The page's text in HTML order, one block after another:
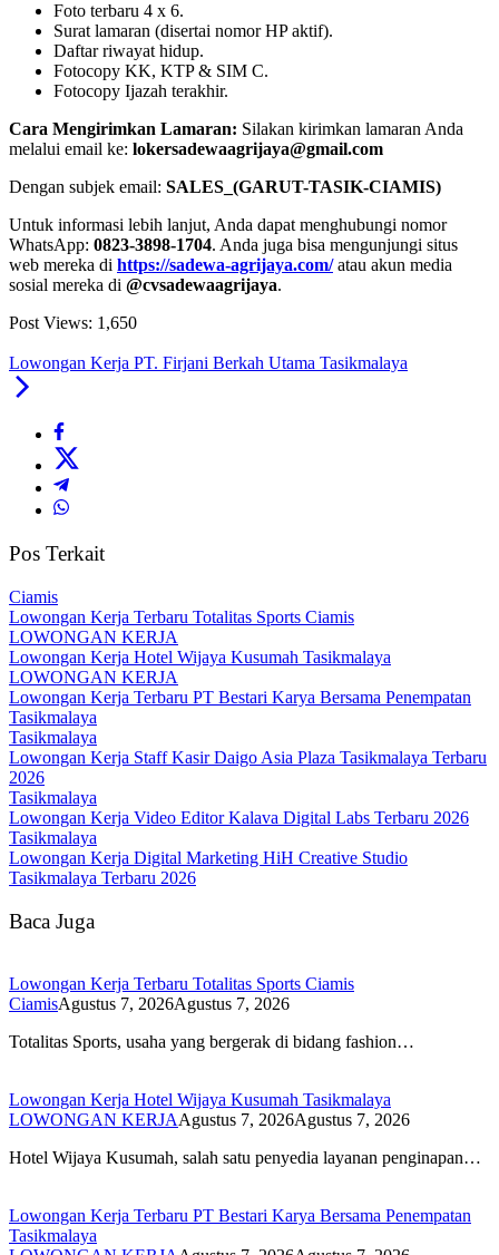
Foto terbaru 4 x 6.
Surat lamaran (disertai nomor HP aktif).
Daftar riwayat hidup.
Fotocopy KK, KTP & SIM C.
Fotocopy Ijazah terakhir.
Cara Mengirimkan Lamaran: Silakan kirimkan lamaran Anda
melalui email ke: lokersadewaagrijaya@gmail.com
Dengan subjek email: SALES_(GARUT-TASIK-CIAMIS)
Untuk informasi lebih lanjut, Anda dapat menghubungi nomor
WhatsApp: 0823-3898-1704. Anda juga bisa mengunjungi situs
web mereka di https://sadewa-agrijaya.com/atau akun media
sosial mereka di @cvsadewaagrijaya.
Post Views: 1,650
Lowongan Kerja PT. Firjani Berkah Utama Tasikmalaya
Pos Terkait
Ciamis
Lowongan Kerja Terbaru Totalitas Sports Ciamis
LOWONGAN KERJA
Lowongan Kerja Hotel Wijaya Kusumah Tasikmalaya
LOWONGAN KERJA
Lowongan Kerja Terbaru PT Bestari Karya Bersama Penempatan
Tasikmalaya
Tasikmalaya
Lowongan Kerja Staff Kasir Daigo Asia Plaza Tasikmalaya Terbaru
2026
Tasikmalaya
Lowongan Kerja Video Editor Kalava Digital Labs Terbaru 2026
Tasikmalaya
Lowongan Kerja Digital Marketing HiH Creative Studio
Tasikmalaya Terbaru 2026
Baca Juga
Lowongan Kerja Terbaru Totalitas Sports Ciamis
CiamisAgustus 7, 2026Agustus 7, 2026
Totalitas Sports, usaha yang bergerak di bidang fashion…
Lowongan Kerja Hotel Wijaya Kusumah Tasikmalaya
LOWONGAN KERJAAgustus 7, 2026Agustus 7, 2026
Hotel Wijaya Kusumah, salah satu penyedia layanan penginapan…
Lowongan Kerja Terbaru PT Bestari Karya Bersama Penempatan
Tasikmalaya